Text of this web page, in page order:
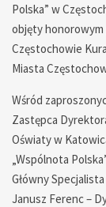
Polska” w
objęty
Częstochowie
Miasta
Wśród
Zastępca
Oświaty w
„Wspólnota
Główny
Janusz Ferenc –